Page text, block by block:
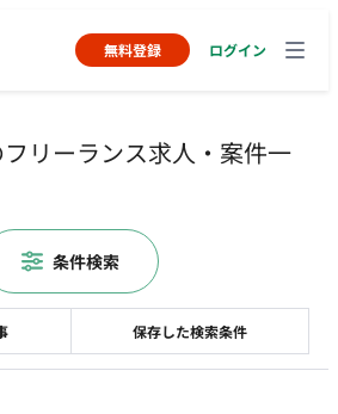
無料登録 ログイン
リーランス求人・案件一
保存した検索条件
条件検索